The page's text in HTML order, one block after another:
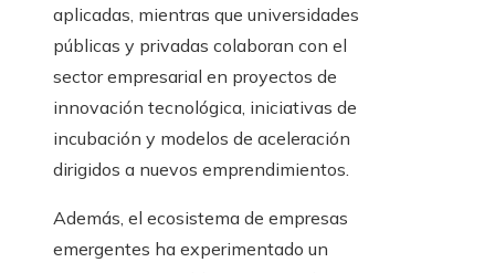
aplicadas, mientras que universidades
públicas y privadas colaboran con el
sector empresarial en proyectos de
innovación tecnológica, iniciativas de
incubación y modelos de aceleración
dirigidos a nuevos emprendimientos.
Además, el ecosistema de empresas
emergentes ha experimentado un